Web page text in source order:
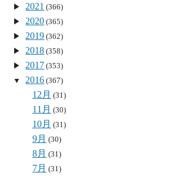
2021 (366)
2020 (365)
2019 (362)
2018 (358)
2017 (353)
2016 (367)
12月 (31)
11月 (30)
10月 (31)
9月 (30)
8月 (31)
7月 (31)